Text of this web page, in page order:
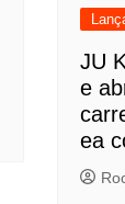
JU
e
ea